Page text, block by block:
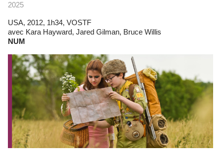
2025
USA, 2012, 1h34, VOSTF
avec Kara Hayward, Jared Gilman, Bruce Willis
NUM